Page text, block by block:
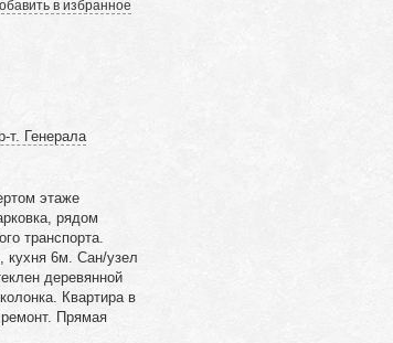
в избранное
т. Генерала
этаже
рядом
транспорта.
6м. Сан/узел
деревянной
Квартира в
Прямая